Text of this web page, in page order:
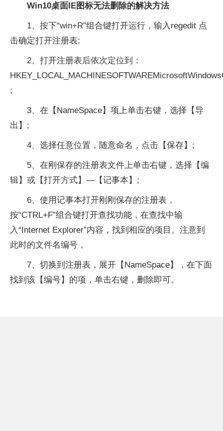
Win10桌面IE图标无法删除的解决方法
1、按下“win+R”组合键打开运行，输入regedit 点
击确定打开注册表;
2、打开注册表后依次定位到：
;
3、在【NameSpace】项上单击右键，选择【导
出】;
4、选择任意位置，随意命名，点击【保存】;
5、在刚保存的注册表文件上单击右键，选择【编
辑】或【打开方式】—【记事本】;
6、使用记事本打开刚刚保存的注册表，
按“CTRL+F”组合键打开查找功能，在查找中输
入“Internet Explorer”内容，找到相应的项目。注意到
此时的文件名编号，
7、切换到注册表，展开【NameSpace】，在下面
找到该【编号】的项，单击右键，删除即可。